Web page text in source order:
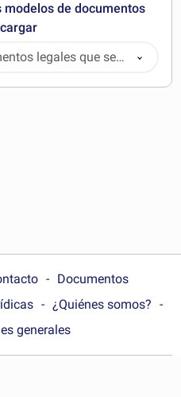
de documentos
legales que se
Documentos
¿Quiénes somos?
generales